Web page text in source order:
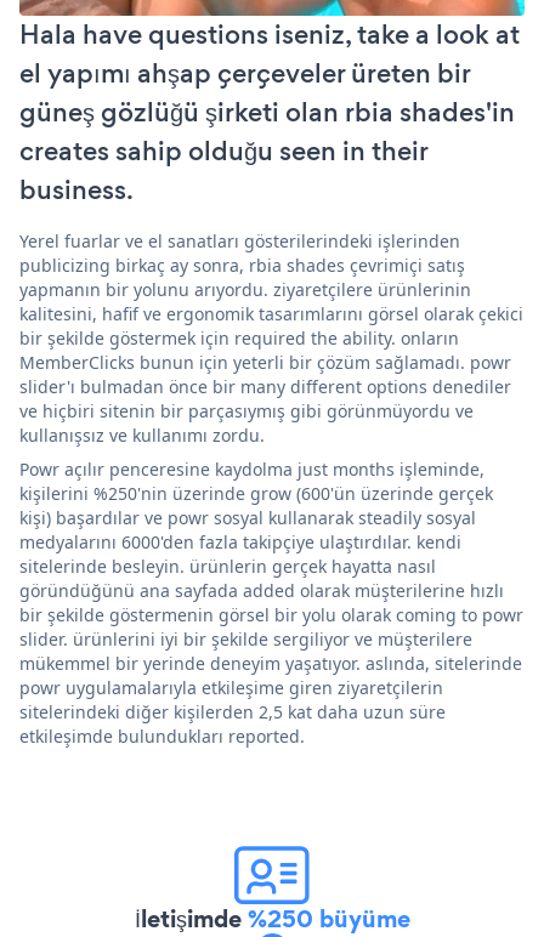
Hala have questions iseniz, take a look at
el yapımı ahşap çerçeveler üreten bir
güneş gözlüğü şirketi olan rbia shades'in
creates sahip olduğu seen in their
business.
Yerel fuarlar ve el sanatları gösterilerindeki işlerinden
publicizing birkaç ay sonra, rbia shades çevrimiçi satış
yapmanın bir yolunu arıyordu. ziyaretçilere ürünlerinin
kalitesini, hafif ve ergonomik tasarımlarını görsel olarak çekici
bir şekilde göstermek için required the ability. onların
MemberClicks bunun için yeterli bir çözüm sağlamadı. powr
slider'ı bulmadan önce bir many different options denediler
ve hiçbiri sitenin bir parçasıymış gibi görünmüyordu ve
kullanışsız ve kullanımı zordu.
Powr açılır penceresine kaydolma just months işleminde,
kişilerini %250'nin üzerinde grow (600'ün üzerinde gerçek
kişi) başardılar ve powr sosyal kullanarak steadily sosyal
medyalarını 6000'den fazla takipçiye ulaştırdılar. kendi
sitelerinde besleyin. ürünlerin gerçek hayatta nasıl
göründüğünü ana sayfada added olarak müşterilerine hızlı
bir şekilde göstermenin görsel bir yolu olarak coming to powr
slider. ürünlerini iyi bir şekilde sergiliyor ve müşterilere
mükemmel bir yerinde deneyim yaşatıyor. aslında, sitelerinde
powr uygulamalarıyla etkileşime giren ziyaretçilerin
sitelerindeki diğer kişilerden 2,5 kat daha uzun süre
etkileşimde bulundukları reported.
İletişimde%250 büyüme